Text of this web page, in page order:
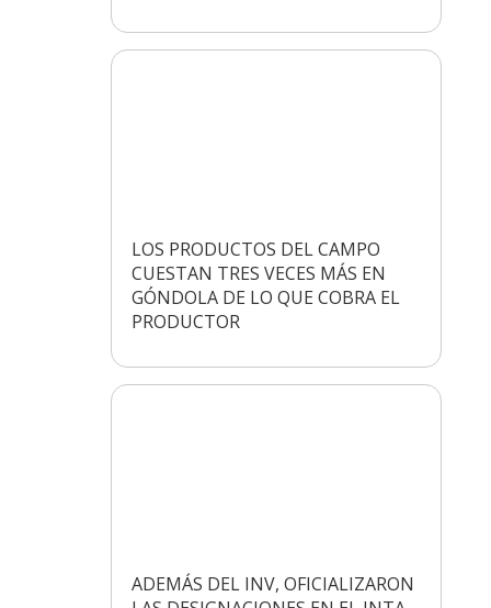
LOS PRODUCTOS DEL CAMPO
CUESTAN TRES VECES MÁS EN
GÓNDOLA DE LO QUE COBRA EL
PRODUCTOR
ADEMÁS DEL INV, OFICIALIZARON